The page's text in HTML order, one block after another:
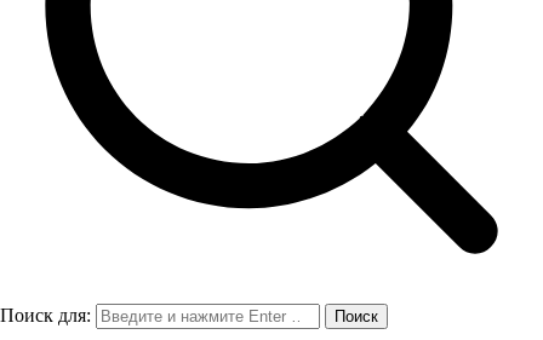
Поиск для: